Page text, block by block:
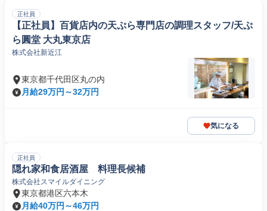
正社員
【正社員】百貨店内の天ぷら専門店の調理スタッフ/天ぷ
ら圓堂 大丸東京店
株式会社新近江
東京都千代田区丸の内
月給29万円～32万円
気になる
正社員
隠れ家和食居酒屋 料理長候補
株式会社スマイルダイニング
東京都港区六本木
月給40万円～46万円